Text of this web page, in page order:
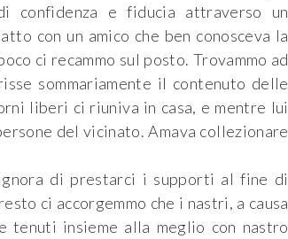
confidenza e fiducia attraverso un
con un amico che ben conosceva la
ci recammo sul posto. Trovammo ad
sommariamente il contenuto delle
liberi ci riuniva in casa, e mentre lui
del vicinato. Amava collezionare
di prestarci i supporti al fine di
ci accorgemmo che i nastri, a causa
tenuti insieme alla meglio con nastro